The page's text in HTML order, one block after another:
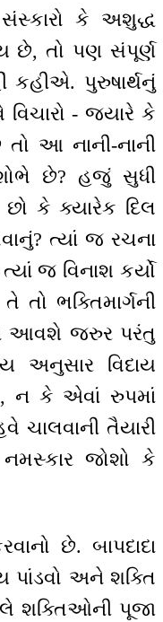
સંસ્કારો કે અશુદ્ધ
છે, તો પણ સંપૂર્ણ
કહીએ. પુરુષાર્થનું
- જ્યારે કે
આ નાની-નાની
છે? હજું સુધી
કે ક્યારેક દિલ
ત્યાં જ રચના
જ વિનાશ કર્યો
ભક્તિમાર્ગની
આવશે જરુર પરંતુ
અનુસાર વિદાય
ન કે એવાં રુપમાં
તૈયારી
જોશો કે
છે. બાપદાદા
પાંડવો અને શક્તિ
શક્તિઓની પૂજા